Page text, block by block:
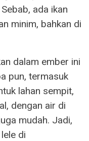
ada ikan
minim, bahkan di
dalam ember ini
pun, termasuk
lahan sempit,
dengan air di
mudah. Jadi,
di